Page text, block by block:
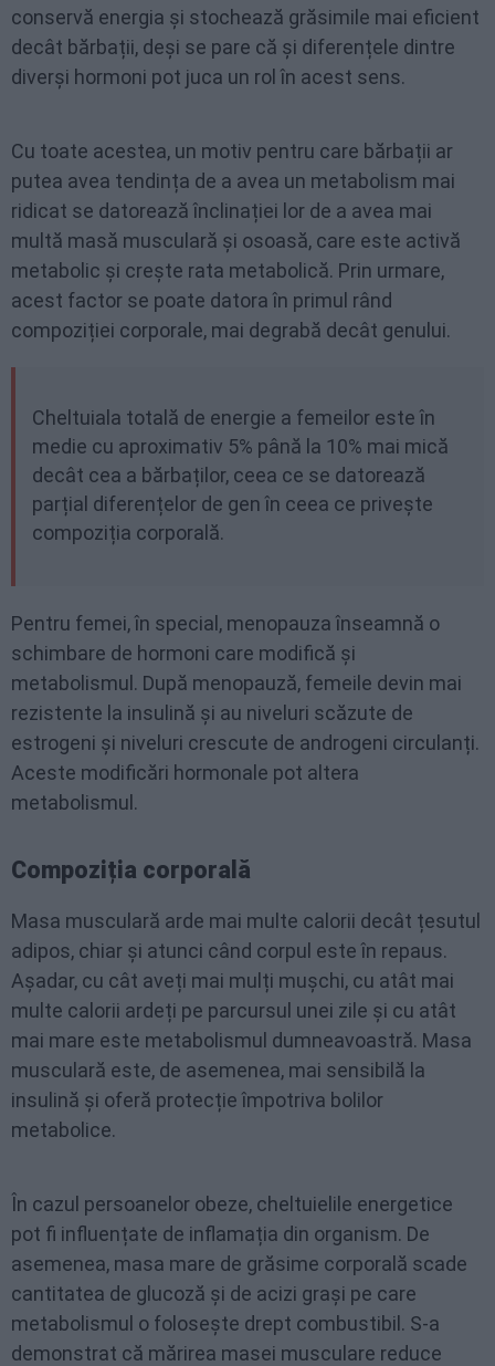
conservă energia și stochează grăsimile mai eficient
decât bărbații, deși se pare că și diferențele dintre
diverși hormoni pot juca un rol în acest sens.
Cu toate acestea, un motiv pentru care bărbații ar
putea avea tendința de a avea un metabolism mai
ridicat se datorează înclinației lor de a avea mai
multă masă musculară și osoasă, care este activă
metabolic și crește rata metabolică. Prin urmare,
acest factor se poate datora în primul rând
compoziției corporale, mai degrabă decât genului.
Cheltuiala totală de energie a femeilor este în
medie cu aproximativ 5% până la 10% mai mică
decât cea a bărbaților, ceea ce se datorează
parțial diferențelor de gen în ceea ce privește
compoziția corporală.
Pentru femei, în special, menopauza înseamnă o
schimbare de hormoni care modifică și
metabolismul. După menopauză, femeile devin mai
rezistente la insulină și au niveluri scăzute de
estrogeni și niveluri crescute de androgeni circulanți.
Aceste modificări hormonale pot altera
metabolismul.
Compoziția corporală
Masa musculară arde mai multe calorii decât țesutul
adipos, chiar și atunci când corpul este în repaus.
Așadar, cu cât aveți mai mulți mușchi, cu atât mai
multe calorii ardeți pe parcursul unei zile și cu atât
mai mare este metabolismul dumneavoastră. Masa
musculară este, de asemenea, mai sensibilă la
insulină și oferă protecție împotriva bolilor
metabolice.
În cazul persoanelor obeze, cheltuielile energetice
pot fi influențate de inflamația din organism. De
asemenea, masa mare de grăsime corporală scade
cantitatea de glucoză și de acizi grași pe care
metabolismul o folosește drept combustibil. S-a
demonstrat că mărirea masei musculare reduce